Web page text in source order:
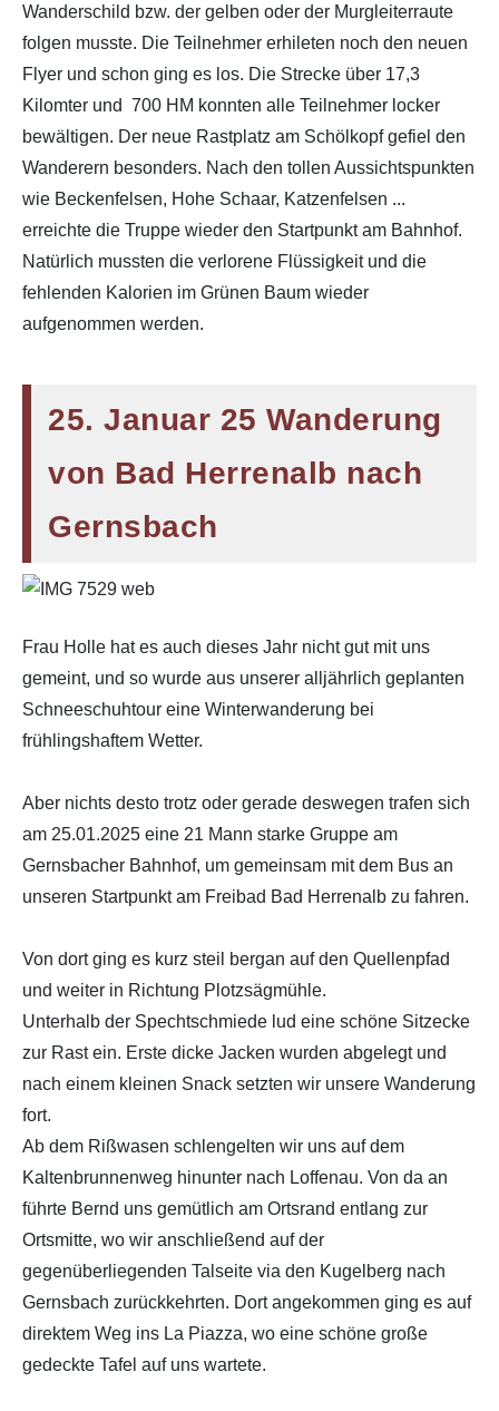
Wanderschild bzw. der gelben oder der Murgleiterraute
folgen musste. Die Teilnehmer erhileten noch den neuen
Flyer und schon ging es los. Die Strecke über 17,3
Kilomter und 700 HM konnten alle Teilnehmer locker
bewältigen. Der neue Rastplatz am Schölkopf gefiel den
Wanderern besonders. Nach den tollen Aussichtspunkten
wie Beckenfelsen, Hohe Schaar, Katzenfelsen ...
erreichte die Truppe wieder den Startpunkt am Bahnhof.
Natürlich mussten die verlorene Flüssigkeit und die
fehlenden Kalorien im Grünen Baum wieder
aufgenommen werden.
25. Januar 25 Wanderung
von Bad Herrenalb nach
Gernsbach
Frau Holle hat es auch dieses Jahr nicht gut mit uns
gemeint, und so wurde aus unserer alljährlich geplanten
Schneeschuhtour eine Winterwanderung bei
frühlingshaftem Wetter.
Aber nichts desto trotz oder gerade deswegen trafen sich
am 25.01.2025 eine 21 Mann starke Gruppe am
Gernsbacher Bahnhof, um gemeinsam mit dem Bus an
unseren Startpunkt am Freibad Bad Herrenalb zu fahren.
Von dort ging es kurz steil bergan auf den Quellenpfad
und weiter in Richtung Plotzsägmühle.
Unterhalb der Spechtschmiede lud eine schöne Sitzecke
zur Rast ein. Erste dicke Jacken wurden abgelegt und
nach einem kleinen Snack setzten wir unsere Wanderung
fort.
Ab dem Rißwasen schlengelten wir uns auf dem
Kaltenbrunnenweg hinunter nach Loffenau. Von da an
führte Bernd uns gemütlich am Ortsrand entlang zur
Ortsmitte, wo wir anschließend auf der
gegenüberliegenden Talseite via den Kugelberg nach
Gernsbach zurückkehrten. Dort angekommen ging es auf
direktem Weg ins La Piazza, wo eine schöne große
gedeckte Tafel auf uns wartete.